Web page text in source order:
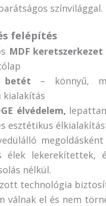
színvilággal.
felépítés
MDF keretszerkezet
betét – könnyű,
kialakítás
élvédelem,
esztétikus
élek lekerekítettek,
nélkül.
technológia
válnak el és nem